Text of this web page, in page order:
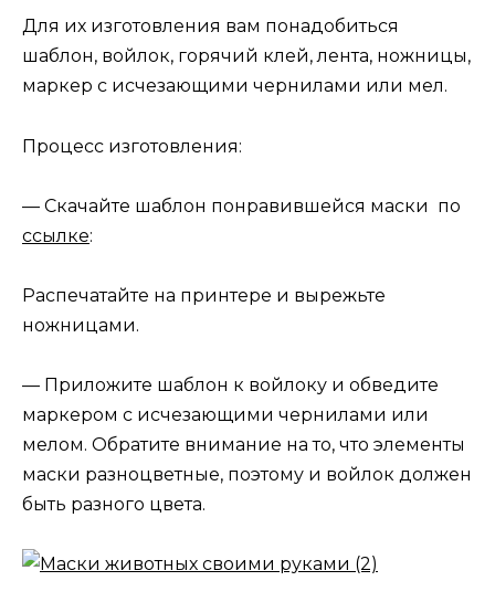
Для их изготовления вам понадобиться
шаблон, войлок, горячий клей, лента, ножницы,
маркер с исчезающими чернилами или мел.
Процесс изготовления:
— Скачайте шаблон понравившейся маски по
ссылке:
Распечатайте на принтере и вырежьте
ножницами.
— Приложите шаблон к войлоку и обведите
маркером с исчезающими чернилами или
мелом. Обратите внимание на то, что элементы
маски разноцветные, поэтому и войлок должен
быть разного цвета.